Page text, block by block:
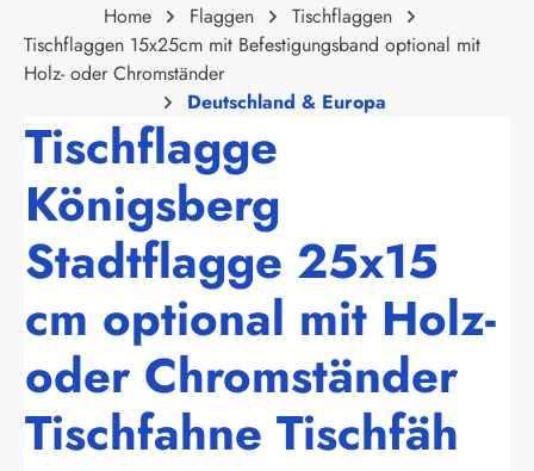
Home Flaggen
Tischflaggen
Tischflaggen 15x25cm mit Befestigungsband optional mit
Holz- oder Chromständer
Deutschland & Europa
Tischflagge
Königsberg
Stadtflagge 25x15
cm optional mit Holz-
oder Chromständer
Tischfahne Tischfäh